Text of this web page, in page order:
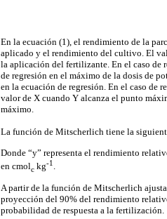
En la ecuación (1), el rendimiento de la
aplicado y el rendimiento del cultivo. El
la aplicación del fertilizante. En el caso de
de regresión en el máximo de la dosis de
en la ecuación de regresión. En el caso de
valor de X cuando Y alcanza el punto
máximo.
La función de Mitscherlich tiene la
Donde “y” representa el rendimiento
en cmolc kg-1
A partir de la función de Mitscherlich
proyección del 90% del rendimiento
probabilidad de respuesta a la fertilización.